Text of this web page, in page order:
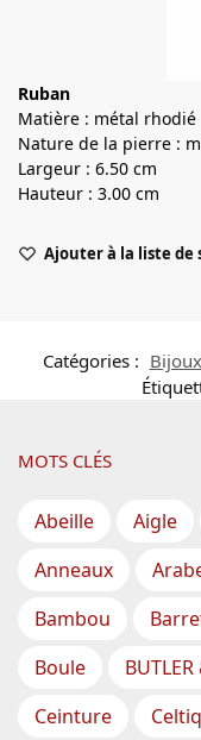
Ruban
Matière : métal rhodié
Nature de la pierre :
Largeur : 6.50 cm
Hauteur : 3.00 cm
Ajouter à la liste de
Catégories :
MOTS CLÉS
Abeille Aigle
Anneaux
Bambou
Boule
Ceinture